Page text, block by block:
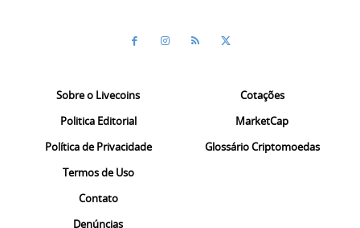
Sobre o Livecoins
Politica Editorial
Política de Privacidade
Termos de Uso
Contato
Denúncias
Cotações
MarketCap
Glossário Criptomoedas